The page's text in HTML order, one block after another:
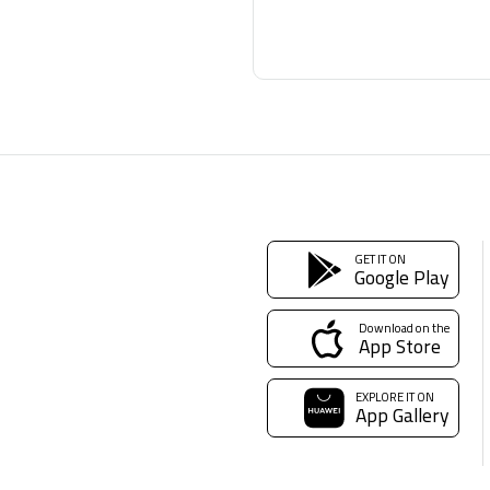
GET IT ON
Google Play
Download on the
App Store
EXPLORE IT ON
App Gallery